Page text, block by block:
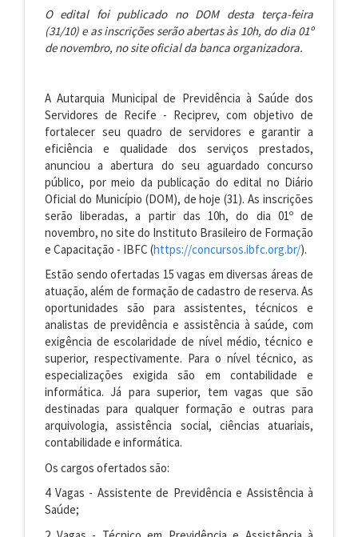
O edital foi publicado no DOM desta terça-feira
(31/10) e as inscrições serão abertas às 10h, do dia 01º
de novembro, no site oficial da banca organizadora.
A Autarquia Municipal de Previdência à Saúde dos
Servidores de Recife - Reciprev, com objetivo de
fortalecer seu quadro de servidores e garantir a
eficiência e qualidade dos serviços prestados,
anunciou a abertura do seu aguardado concurso
público, por meio da publicação do edital no Diário
Oficial do Município (DOM), de hoje (31). As inscrições
serão liberadas, a partir das 10h, do dia 01º de
novembro, no site do Instituto Brasileiro de Formação
e Capacitação - IBFC (https://concursos.ibfc.org.br/).
Estão sendo ofertadas 15 vagas em diversas áreas de
atuação, além de formação de cadastro de reserva. As
oportunidades são para assistentes, técnicos e
analistas de previdência e assistência à saúde, com
exigência de escolaridade de nível médio, técnico e
superior, respectivamente. Para o nível técnico, as
especializações exigida são em contabilidade e
informática. Já para superior, tem vagas que são
destinadas para qualquer formação e outras para
arquivologia, assistência social, ciências atuariais,
contabilidade e informática.
Os cargos ofertados são:
4 Vagas - Assistente de Previdência e Assistência à
Saúde;